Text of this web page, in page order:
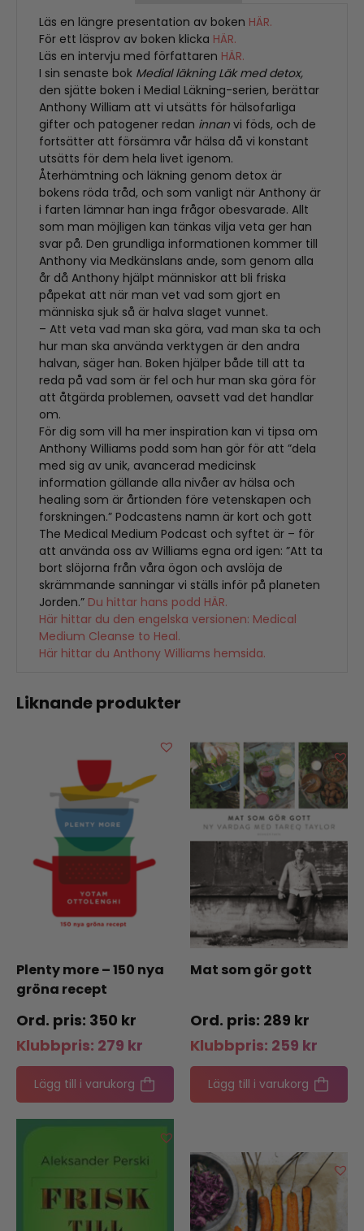
Läs en längre presentation av boken HÄR.
För ett läsprov av boken klicka HÄR.
Läs en intervju med författaren HÄR.
I sin senaste bok Medial läkning Läk med detox,
den sjätte boken i Medial Läkning-serien, berättar
Anthony William att vi utsätts för hälsofarliga
gifter och patogener redan innan vi föds, och de
fortsätter att försämra vår hälsa då vi konstant
utsätts för dem hela livet igenom.
Återhämtning och läkning genom detox är
bokens röda tråd, och som vanligt när Anthony är
i farten lämnar han inga frågor obesvarade. Allt
som man möjligen kan tänkas vilja veta ger han
svar på. Den grundliga informationen kommer till
Anthony via Medkänslans ande, som genom alla
år då Anthony hjälpt människor att bli friska
påpekat att när man vet vad som gjort en
människa sjuk så är halva slaget vunnet.
– Att veta vad man ska göra, vad man ska ta och
hur man ska använda verktygen är den andra
halvan, säger han. Boken hjälper både till att ta
reda på vad som är fel och hur man ska göra för
att åtgärda problemen, oavsett vad det handlar
om.
För dig som vill ha mer inspiration kan vi tipsa om
Anthony Williams podd som han gör för att ”dela
med sig av unik, avancerad medicinsk
information gällande alla nivåer av hälsa och
healing som är årtionden före vetenskapen och
forskningen.” Podcastens namn är kort och gott
The Medical Medium Podcast och syftet är – för
att använda oss av Williams egna ord igen: ”Att ta
bort slöjorna från våra ögon och avslöja de
skrämmande sanningar vi ställs inför på planeten
Jorden.” Du hittar hans podd HÄR.
Här hittar du den engelska versionen: Medical
Medium Cleanse to Heal.
Här hittar du Anthony Williams hemsida.
Liknande produkter
Plenty more – 150 nya
gröna recept
350 kr
Klubbpris: 279 kr
Lägg till i varukorg
Mat som gör gott
289 kr
Klubbpris: 259 kr
Lägg till i varukorg